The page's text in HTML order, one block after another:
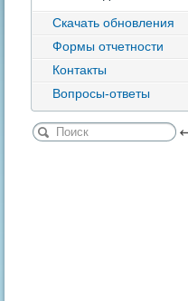
Скачать обновления
Формы отчетности
Контакты
Вопросы-ответы